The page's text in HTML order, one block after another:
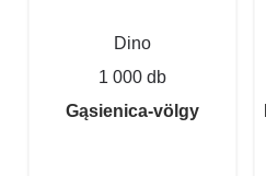
Dino
1 000 db
Gąsienica-völgy